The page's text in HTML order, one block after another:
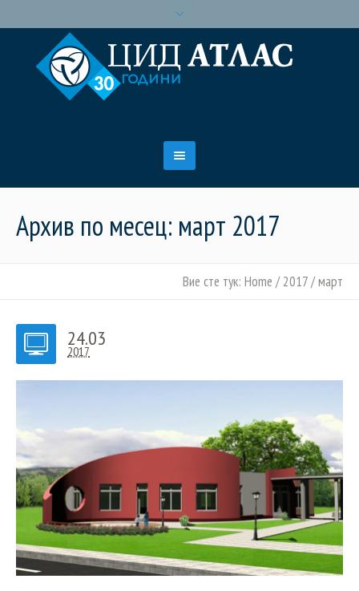
Архив по месец: март 2017
Вие сте тук: Home /2017/март
24.03
2017